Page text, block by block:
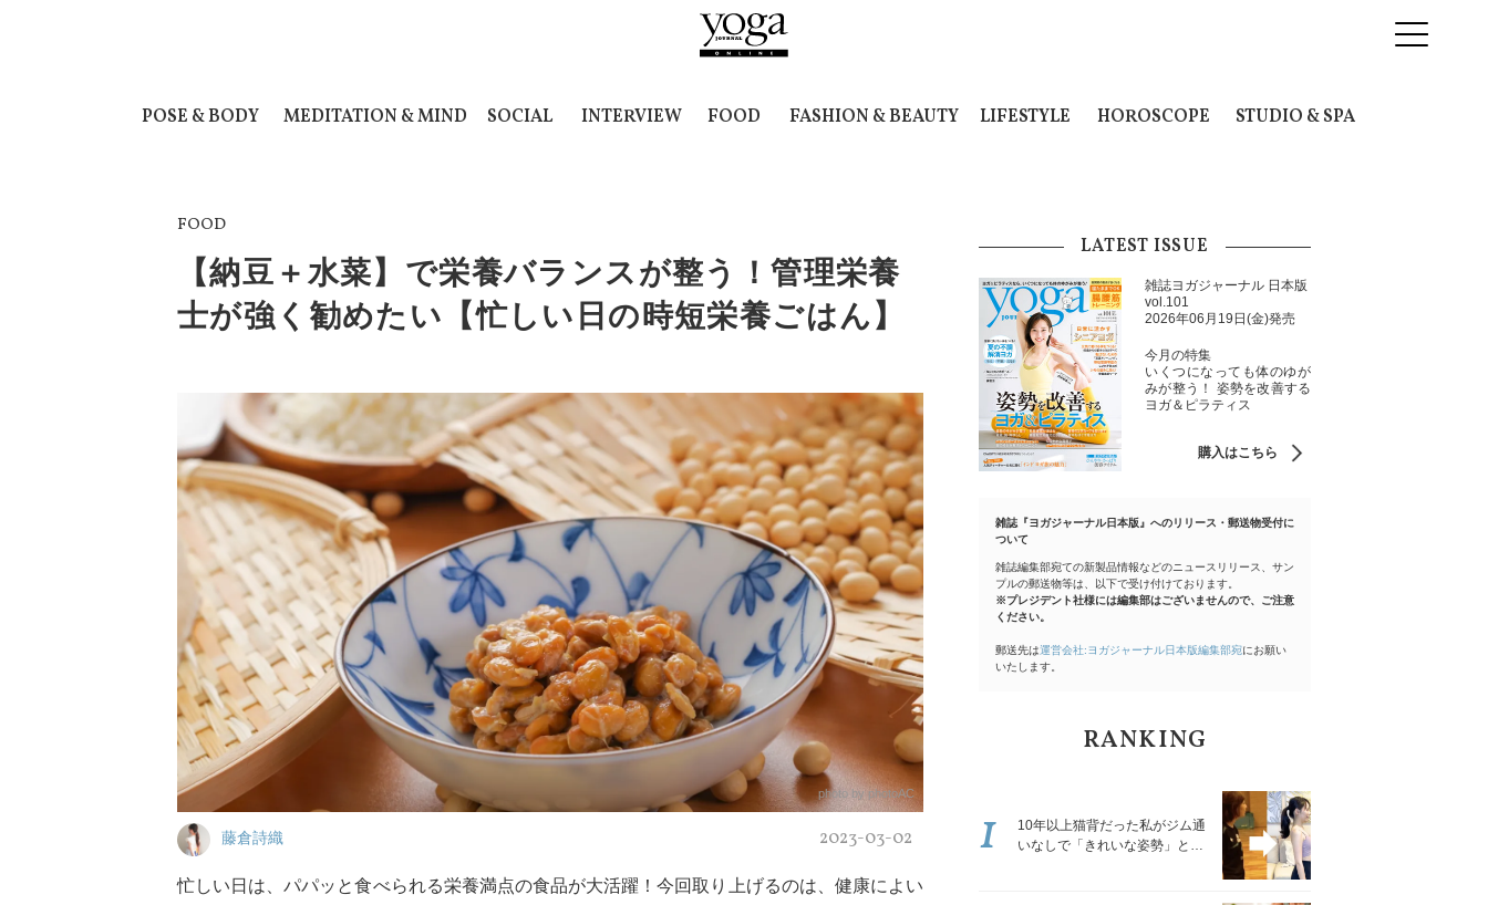
POSE & BODY MEDITATION & MIND SOCIAL INTERVIEW FOOD FASHION & BEAUTY LIFESTYLE HOROSCOPE STUDIO & SPA
FOOD
【納豆＋水菜】で栄養バランスが整う！管理栄養
士が強く勧めたい【忙しい日の時短栄養ごはん】
photo by photoAC
藤倉詩織 2023-03-02
忙しい日は、パパッと食べられる栄養満点の食品が大活躍！今回取り上げるのは、健康によい
LATEST ISSUE
雑誌ヨガジャーナル 日本版
vol.101
2026年06月19日(金)発売
今月の特集
いくつになっても体のゆが
みが整う！ 姿勢を改善する
ヨガ＆ピラティス
購入はこちら
雑誌『ヨガジャーナル日本版』へのリリース・郵送物受付に
ついて
雑誌編集部宛ての新製品情報などのニュースリリース、サン
プルの郵送物等は、以下で受け付けております。
※プレジデント社様には編集部はございませんので、ご注意
ください。
郵送先は運営会社:ヨガジャーナル日本版編集部宛にお願い
いたします。
RANKING
10年以上猫背だった私がジム通
いなしで「きれいな姿勢」と褒
1